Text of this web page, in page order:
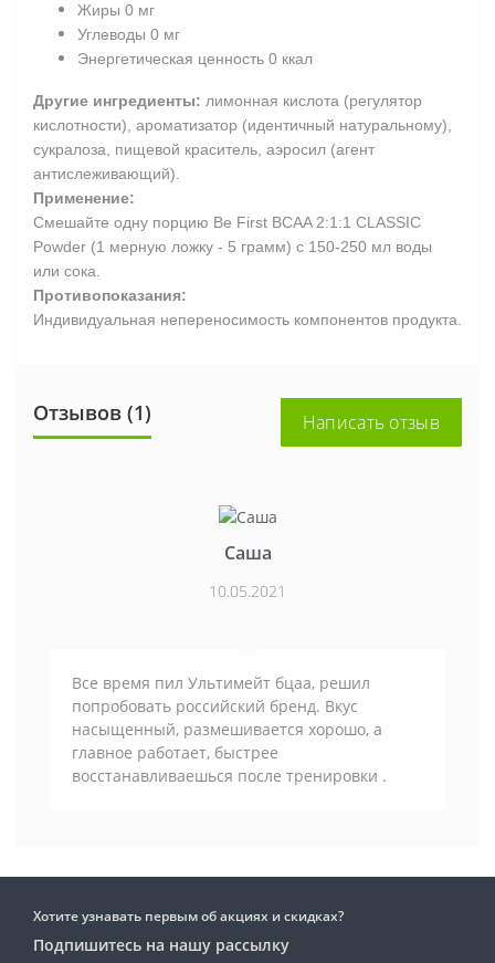
Жиры 0 мг
Углеводы 0 мг
Энергетическая ценность 0 ккал
Другие ингредиенты: лимонная кислота (регулятор
кислотности), ароматизатор (идентичный натуральному),
сукралоза, пищевой краситель, аэросил (агент
антислеживающий).
Применение:
Смешайте одну порцию Be First BCAA 2:1:1 CLASSIC
Powder (1 мерную ложку - 5 грамм) с 150-250 мл воды
или сока.
Противопоказания:
Индивидуальная непереносимость компонентов продукта.
Отзывов (1) Написать отзыв
Саша
10.05.2021
Все время пил Ультимейт бцаа, решил
попробовать российский бренд. Вкус
насыщенный, размешивается хорошо, а
главное работает, быстрее
восстанавливаешься после тренировки .
Хотите узнавать первым об акциях и скидках?
Подпишитесь на нашу рассылку